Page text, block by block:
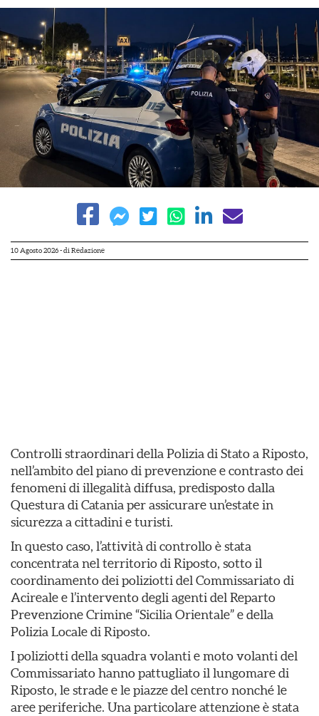
10 Agosto 2026- di Redazione
Controlli straordinari della Polizia di Stato a Riposto,
nell’ambito del piano di prevenzione e contrasto dei
fenomeni di illegalità diffusa, predisposto dalla
Questura di Catania per assicurare un’estate in
sicurezza a cittadini e turisti.
In questo caso, l’attività di controllo è stata
concentrata nel territorio di Riposto, sotto il
coordinamento dei poliziotti del Commissariato di
Acireale e l’intervento degli agenti del Reparto
Prevenzione Crimine “Sicilia Orientale” e della
Polizia Locale di Riposto.
I poliziotti della squadra volanti e moto volanti del
Commissariato hanno pattugliato il lungomare di
Riposto, le strade e le piazze del centro nonché le
aree periferiche. Una particolare attenzione è stata